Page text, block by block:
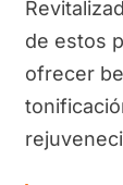
de estos
ofrecer